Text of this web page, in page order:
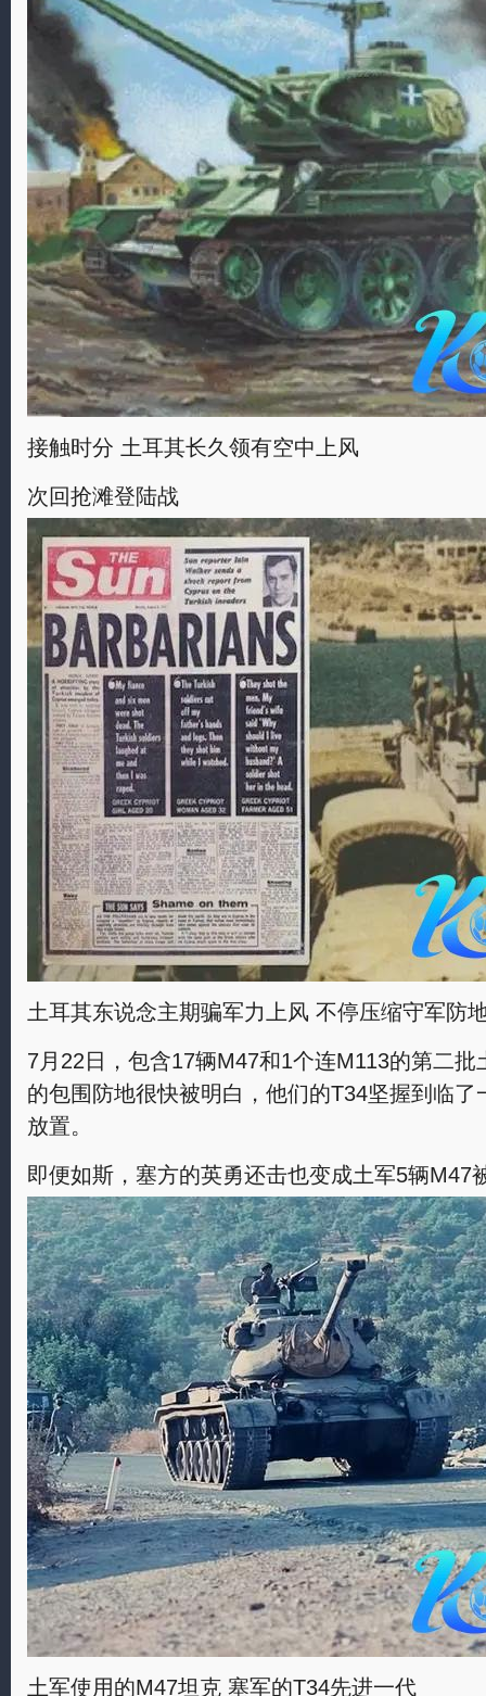
接触时分 土耳其长久领有空中上风
次回抢滩登陆战
土耳其东说念主期骗军力上风 不停压缩守军防
7月22日，包含17辆M47和1个连M113的第二
的包围防地很快被明白，他们的T34坚握到临
放置。
即便如斯，塞方的英勇还击也变成土军5辆M47
土军使用的M47坦克 塞军的T34先进一代